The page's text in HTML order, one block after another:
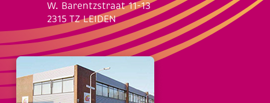
W. Barentzstraat 11-13
2315 TZ LEIDEN